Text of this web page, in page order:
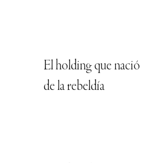
El holding que nació
de la rebeldía